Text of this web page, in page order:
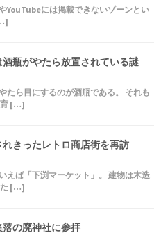
YouTubeには掲載できないゾーンとい
酒瓶がやたら放置されている謎
たら目にするのが酒瓶である。 それも
育 […]
れきったレトロ商店街を再訪
えば「下渕マーケット」。 建物は木造
た […]
落の廃神社に参拝